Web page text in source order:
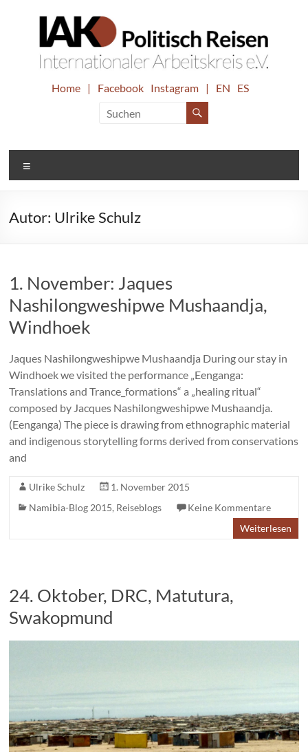
IAK.
Reisen
Internationaler
Home | Facebook Instagram | EN ES
Autor: Ulrike Schulz
1. November: Jaques
Nashilongweshipwe Mushaandja,
Windhoek
Jaques Nashilongweshipwe Mushaandja During our stay in
Windhoek we visited the performance „Eenganga:
Translations and Trance_formations“ a „healing ritual“
composed by Jacques Nashilongweshipwe Mushaandja.
(Eenganga) The piece is drawing from ethnographic material
and indigenous storytelling forms derived from conservations
and
Ulrike Schulz
1. November 2015
Namibia-Blog 2015, Reiseblogs
Keine Kommentare
Weiterlesen
24. Oktober, DRC, Matutura,
Swakopmund